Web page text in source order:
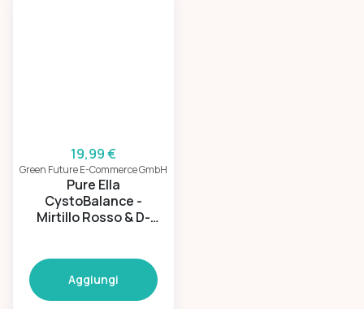
19,99 €
Green Future E-Commerce GmbH
Pure Ella
CystoBalance -
Mirtillo Rosso & D-
Aggiungi